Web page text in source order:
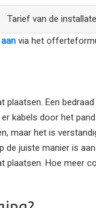
Tarief van de
via het
plaatsen. Een
kabels door het
maar het is
juiste manier is
plaatsen. Hoe meer